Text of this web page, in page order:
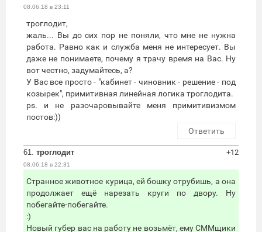
08.06.18 в 23:11
троглодит,
жаль... Вы до сих пор не поняли, что мне не нужна
работа. Равно как и служба меня не интересует. Вы
даже не понимаете, почему я трачу время на Вас. Ну
вот честно, задумайтесь, а?
У Вас все просто - "кабинет - чиновник - решение - под
козырек", примитивная линейная логика троглодита.
ps. и не разочаровывайте меня примитивизмом
постов:))
Ответить
61. троглодит
08.06.18 в 22:31
+12
Странное животное курица, ей бошку отрубишь, а она
продолжает ещё нарезать круги по двору. Ну
побегайте-побегайте.
:)
Новый губер вас на работу не возьмёт, ему СММщики